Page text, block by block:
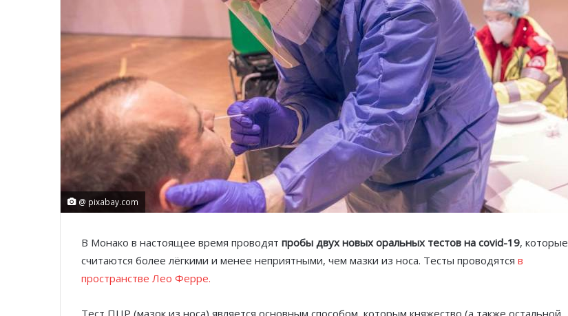
@ pixabay.com
В Монако в настоящее время проводят пробы двух новых оральных тестов на сovid-19, которые
считаются более лёгкими и менее неприятными, чем мазки из носа. Тесты проводятся в
пространстве Лео Ферре.